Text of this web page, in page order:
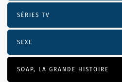
SÉRIES TV
SEXE
SOAP, LA GRANDE HISTOIRE